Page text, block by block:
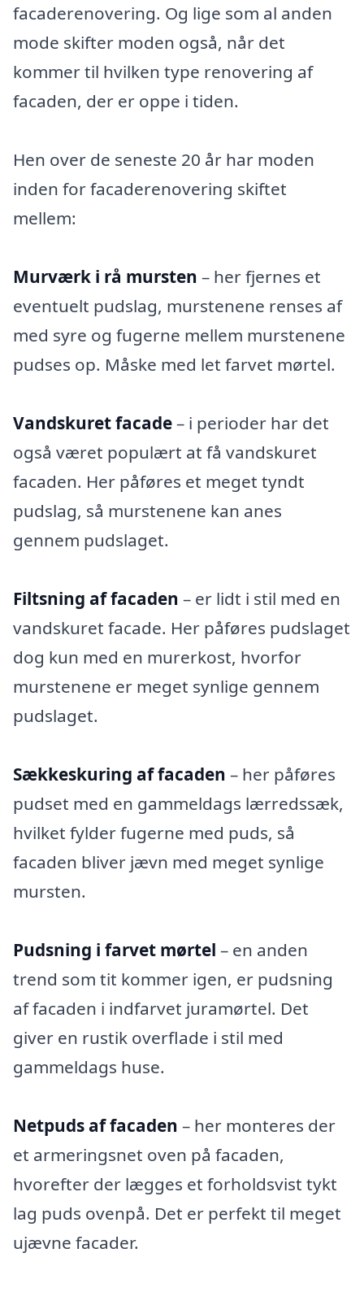
facaderenovering. Og lige som al anden
mode skifter moden også, når det
kommer til hvilken type renovering af
facaden, der er oppe i tiden.
Hen over de seneste 20 år har moden
inden for facaderenovering skiftet
mellem:
Murværk i rå mursten – her fjernes et
eventuelt pudslag, murstenene renses af
med syre og fugerne mellem murstenene
pudses op. Måske med let farvet mørtel.
Vandskuret facade– i perioder har det
også været populært at få vandskuret
facaden. Her påføres et meget tyndt
pudslag, så murstenene kan anes
gennem pudslaget.
Filtsning af facaden – er lidt i stil med en
vandskuret facade. Her påføres pudslaget
dog kun med en murerkost, hvorfor
murstenene er meget synlige gennem
pudslaget.
Sækkeskuring af facaden – her påføres
pudset med en gammeldags lærredssæk,
hvilket fylder fugerne med puds, så
facaden bliver jævn med meget synlige
mursten.
Pudsning i farvet mørtel – en anden
trend som tit kommer igen, er pudsning
af facaden i indfarvet juramørtel. Det
giver en rustik overflade i stil med
gammeldags huse.
Netpuds af facaden – her monteres der
et armeringsnet oven på facaden,
hvorefter der lægges et forholdsvist tykt
lag puds ovenpå. Det er perfekt til meget
ujævne facader.